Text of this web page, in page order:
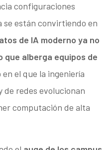
configuraciones
se están convirtiendo en
de IA moderno ya no
que alberga equipos de
el que la ingeniería
redes evolucionan
computación de alta